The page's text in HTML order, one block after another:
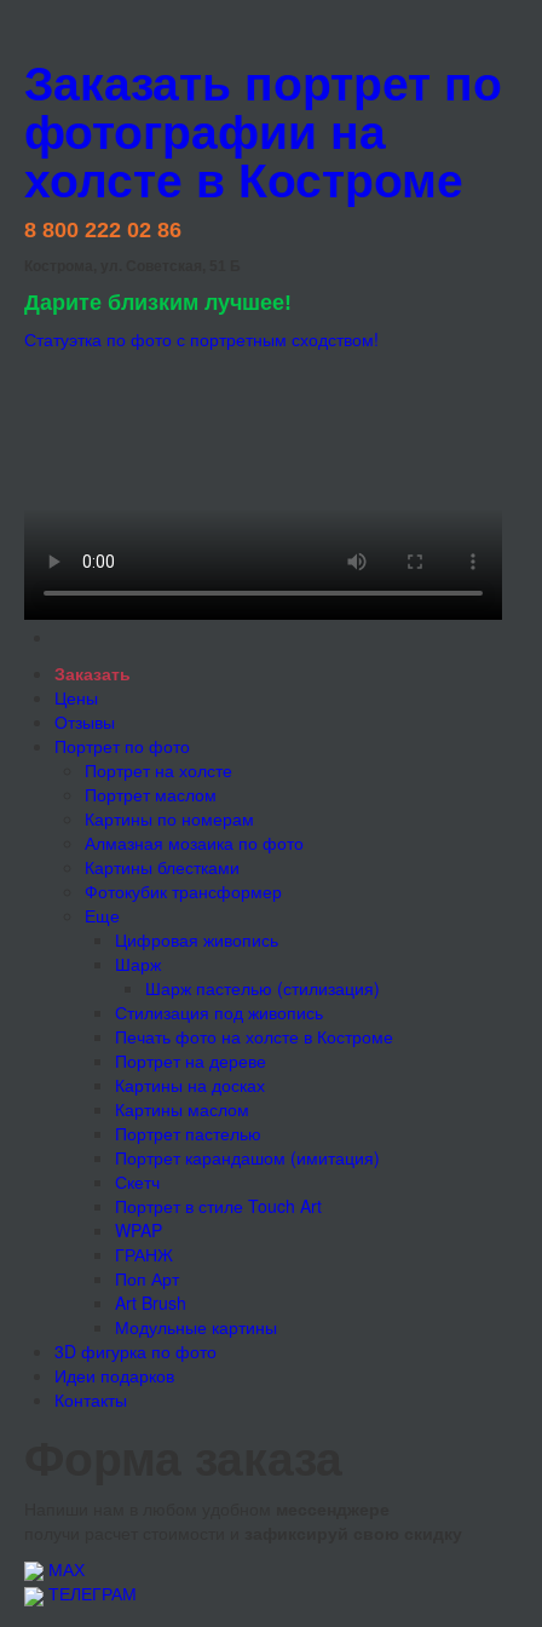
Заказать портрет по
фотографии на
холсте в Костроме
8 800 222 02 86
Дарите близким лучшее!
Статуэтка по фото с портретным сходством!
Заказать
Цены
Отзывы
Портрет по фото
Портрет на холсте
Портрет маслом
Картины по номерам
Алмазная мозаика по фото
Картины блестками
Фотокубик трансформер
Еще
Цифровая живопись
Шарж
Шарж пастелью (стилизация)
Стилизация под живопись
Печать фото на холсте в Костроме
Портрет на дереве
Картины на досках
Картины маслом
Портрет пастелью
Портрет карандашом (имитация)
Скетч
Портрет в стиле Touch Art
WPAP
ГРАНЖ
Поп Арт
Art Brush
Модульные картины
3D фигурка по фото
Идеи подарков
Контакты
МАХ
ТЕЛЕГРАМ